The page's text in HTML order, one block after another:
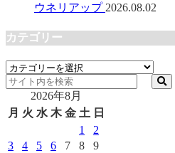
ウネリアップ 2026.08.02
カテゴリー
カ
テ
リ
2026年8月
月 火 水 木 金 土 日
1
2
3
4 5 6 7 8
9